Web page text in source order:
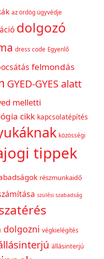
az ördög ügyvédje
dolgozó
dress code Egyenlő
felmondás
GYED-GYES alatt
melletti
cikk kapcsolatépítés
közösségi
tippek
részmunkaidő
szülési szabadság
dolgozni végkielégítés
állásinterjú